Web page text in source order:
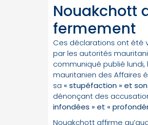
Nouakchott
fermement
Ces déclarations ont été
par les autorités
communiqué publié lundi,
mauritanien des Affaires
sa « stupéfaction » et
dénonçant des
infondées » et «
Nouakchott affirme